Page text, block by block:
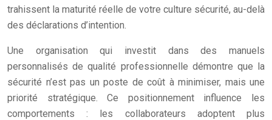
trahissent la maturité réelle de votre culture sécurité, au-delà
des déclarations d’intention.
Une organisation qui investit dans des manuels
personnalisés de qualité professionnelle démontre que la
sécurité n’est pas un poste de coût à minimiser, mais une
priorité stratégique. Ce positionnement influence les
comportements : les collaborateurs adoptent plus